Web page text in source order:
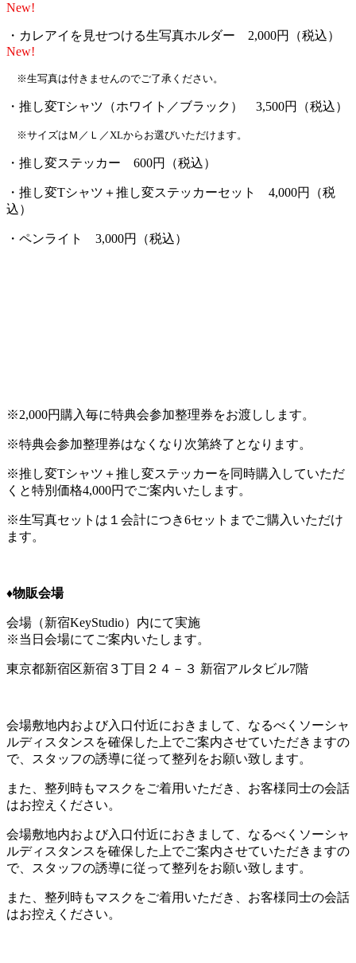
New!
・カレアイを見せつける生写真ホルダー 2,000円（税込）
New!
※生写真は付きませんのでご了承ください。
・推し変Tシャツ（ホワイト／ブラック） 3,500円（税込）
※サイズはＭ／Ｌ／XLからお選びいただけます。
・推し変ステッカー 600円（税込）
・推し変Tシャツ＋推し変ステッカーセット 4,000円（税
込）
・ペンライト 3,000円（税込）
※2,000円購入毎に特典会参加整理券をお渡しします。
※特典会参加整理券はなくなり次第終了となります。
※推し変Tシャツ＋推し変ステッカーを同時購入していただ
くと特別価格4,000円でご案内いたします。
※生写真セットは１会計につき6セットまでご購入いただけ
ます。
♦︎物販会場
会場（新宿KeyStudio）内にて実施
※当日会場にてご案内いたします。
東京都新宿区新宿３丁目２４－３ 新宿アルタビル7階
会場敷地内および入口付近におきまして、なるべくソーシャ
ルディスタンスを確保した上でご案内させていただきますの
で、スタッフの誘導に従って整列をお願い致します。
また、整列時もマスクをご着用いただき、お客様同士の会話
はお控えください。
会場敷地内および入口付近におきまして、なるべくソーシャ
ルディスタンスを確保した上でご案内させていただきますの
で、スタッフの誘導に従って整列をお願い致します。
また、整列時もマスクをご着用いただき、お客様同士の会話
はお控えください。